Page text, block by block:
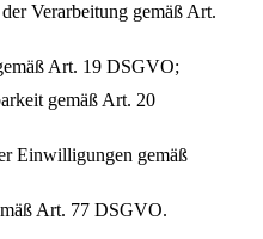
Verarbeitung gemäß Art.
Art. 19 DSGVO;
gemäß Art. 20
Einwilligungen gemäß
Art. 77 DSGVO.